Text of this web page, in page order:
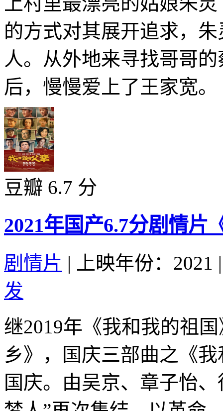
的方式对其展开追求，
人。从外地来寻找哥哥
后，慢慢爱上了王家
豆瓣 6.7 分
2021年国产6.7分剧情片
剧情片 | 上映年份：2021 |
发
继2019年《我和我的祖
乡》，国庆三部曲之《
国庆。由吴京、章子怡